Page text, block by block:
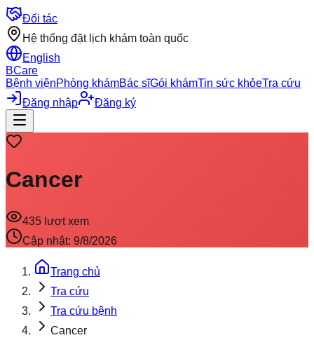
Đối tác
Hệ thống đặt lịch khám toàn quốc
English
BCare
Bệnh việnPhòng khámBác sĩGói khámTin sức khỏeTra cứu
Đăng nhập
Đăng ký
Cancer
435 lượt xem
Cập nhật: 9/8/2026
Trang chủ
Tra cứu
Tra cứu bệnh
Cancer